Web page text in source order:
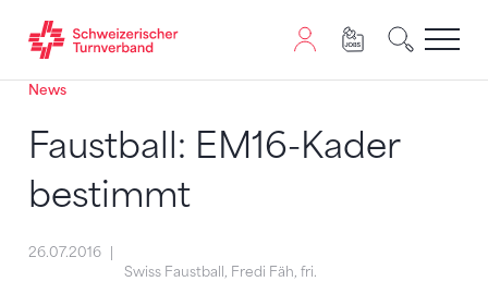
Zum Inhalt springen
Zur Sitemap navigieren
Zum Navigieren dieser Seite wird JavaScript benötigt.
News
Faustball: EM16-Kader
bestimmt
26.07.2016
Swiss Faustball, Fredi Fäh, fri.